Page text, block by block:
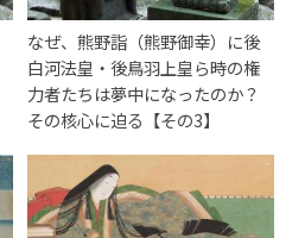
なぜ、熊野詣（熊野御幸）に後
白河法皇・後鳥羽上皇ら時の権
力者たちは夢中になったのか？
その核心に迫る【その3】